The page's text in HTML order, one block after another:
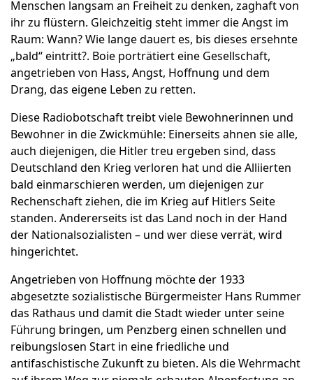
Menschen langsam an Freiheit zu denken, zaghaft von
ihr zu flüstern. Gleichzeitig steht immer die Angst im
Raum: Wann? Wie lange dauert es, bis dieses ersehnte
„bald“ eintritt?. Boie porträtiert eine Gesellschaft,
angetrieben von Hass, Angst, Hoffnung und dem
Drang, das eigene Leben zu retten.
Diese Radiobotschaft treibt viele Bewohnerinnen und
Bewohner in die Zwickmühle: Einerseits ahnen sie alle,
auch diejenigen, die Hitler treu ergeben sind, dass
Deutschland den Krieg verloren hat und die Alliierten
bald einmarschieren werden, um diejenigen zur
Rechenschaft ziehen, die im Krieg auf Hitlers Seite
standen. Andererseits ist das Land noch in der Hand
der Nationalsozialisten – und wer diese verrät, wird
hingerichtet.
Angetrieben von Hoffnung möchte der 1933
abgesetzte sozialistische Bürgermeister Hans Rummer
das Rathaus und damit die Stadt wieder unter seine
Führung bringen, um Penzberg einen schnellen und
reibungslosen Start in eine friedliche und
antifaschistische Zukunft zu bieten. Als die Wehrmacht